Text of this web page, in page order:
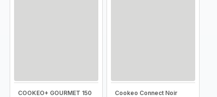
COOKEO+ GOURMET 150
Cookeo Connect Noir